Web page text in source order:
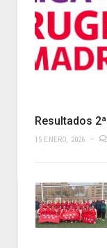
Resultados
15 ENERO, 2026